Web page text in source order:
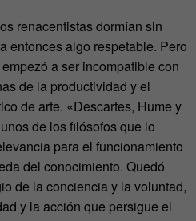
renacentistas dormían sin
entonces algo respetable. Pero
a ser incompatible con
de la productividad y el
de arte. «Descartes, Hume y
de los filósofos que lo
para el funcionamiento
del conocimiento. Quedó
de la conciencia y la voluntad,
y la acción que persigue el